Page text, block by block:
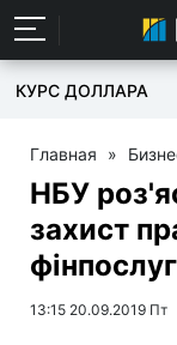
КУРС ДОЛЛАРА
Главная »
НБУ
захист
фінпослуг
13:15 20.09.2019 Пт